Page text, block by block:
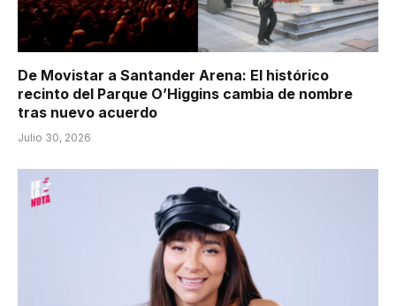
De Movistar a Santander Arena: El histórico
recinto del Parque O’Higgins cambia de nombre
tras nuevo acuerdo
Julio 30, 2026